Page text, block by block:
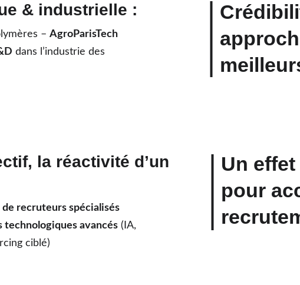
& industrielle :
– AgroParisTech
dans l’industrie des
la réactivité d’un
de recruteurs spécialisés
technologiques avancés (IA,
ciblé)
Un
pour